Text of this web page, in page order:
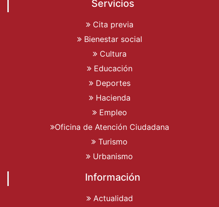
Servicios
Cita previa
Bienestar social
Cultura
Educación
Deportes
Hacienda
Empleo
Oficina de Atención Ciudadana
Turismo
Urbanismo
Información
Actualidad